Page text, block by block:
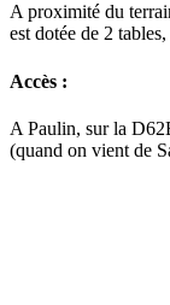
A proximité du
est dotée de 2
Accès :
A Paulin, sur la
(quand on vient de